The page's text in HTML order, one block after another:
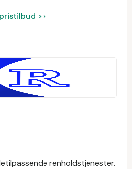
>>
renholdstjenester.